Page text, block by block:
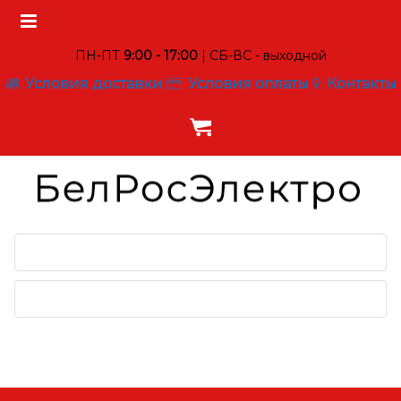
ПН-ПТ 9:00 - 17:00| СБ-ВС - выходной
Условия доставки Условия оплаты Контакты